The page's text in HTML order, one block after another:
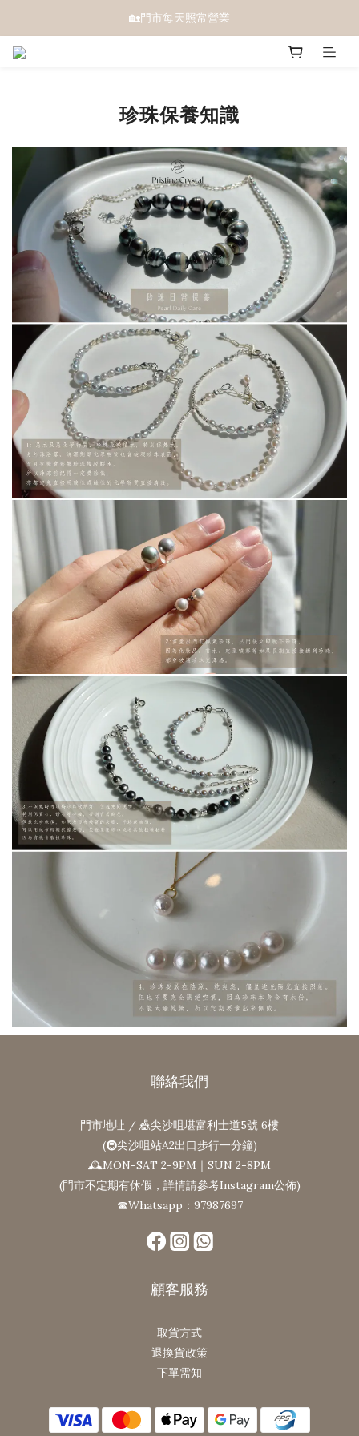
🏡門市每天照常營業
珍珠保養知識
聯絡我們
門市地址 / 🎪尖沙咀堪富利士道5號 6樓
(🚇尖沙咀站A2出口步行一分鐘)
🕰MON-SAT 2-9PM｜SUN 2-8PM
(門市不定期有休假，詳情請參考Instagram公佈)
☎Whatsapp：97987697
顧客服務
取貨方式
退換貨政策
下單需知